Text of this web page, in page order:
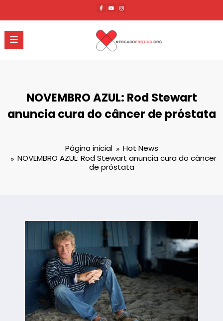
o
conteúdo
NOVEMBRO AZUL: Rod Stewart
anuncia cura do câncer de próstata
Página inicial
Hot News
NOVEMBRO AZUL: Rod Stewart anuncia cura do câncer
de próstata